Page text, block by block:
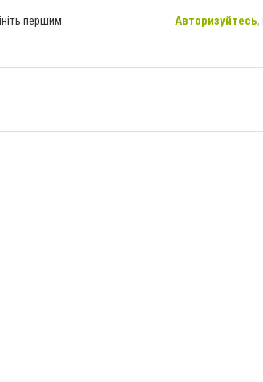
першим Авторизуйтесь